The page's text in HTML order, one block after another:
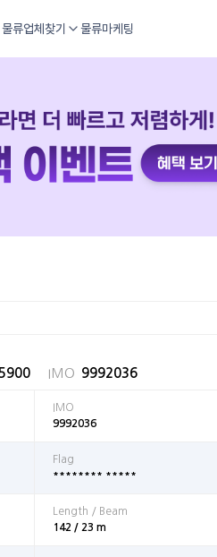
물류업체찾기 물류마케팅
IMO 9992036
IMO
9992036
Flag
******** *****
Length / Beam
142 / 23 m